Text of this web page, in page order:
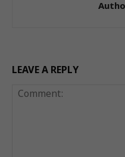
LEAVE A REPLY